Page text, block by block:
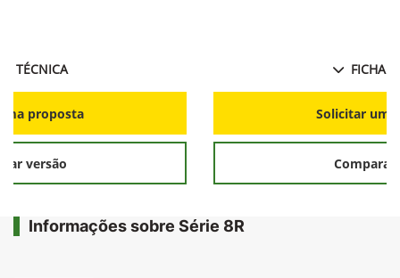
TÉCNICA
proposta
versão
FICHA
Solicitar
Comparar
Informações sobre Série 8R